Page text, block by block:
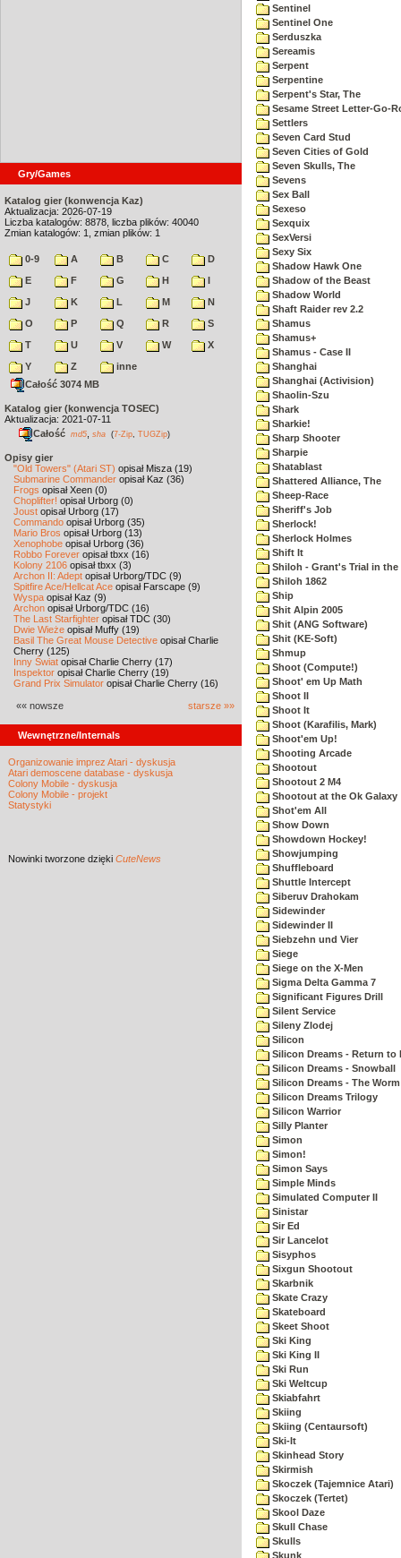
Gry/Games
Katalog gier (konwencja Kaz)
Aktualizacja: 2026-07-19
Liczba katalogów: 8878, liczba plików: 40040
Zmian katalogów: 1, zmian plików: 1
0-9 A B C
D
E
F G H
I
J
K L M
N
O
P Q R
S
T
U V W
X
Y
Z
inne
Całość 3074 MB
Katalog gier (konwencja TOSEC)
Aktualizacja: 2021-07-11
Całość md5 sha (7-Zip TUGZip)
Opisy gier
"Old Towers" (Atari ST) opisał Misza (19)
Submarine Commander opisał Kaz (36)
Frogs opisał Xeen (0)
Choplifter! opisał Urborg (0)
Joust opisał Urborg (17)
Commando opisał Urborg (35)
Mario Bros opisał Urborg (13)
Xenophobe opisał Urborg (36)
Robbo Forever opisał tbxx (16)
Kolony 2106 opisał tbxx (3)
Archon II: Adept opisał Urborg/TDC (9)
Spitfire Ace/Hellcat Ace opisał Farscape (9)
Wyspa opisał Kaz (9)
Archon opisał Urborg/TDC (16)
The Last Starfighter opisał TDC (30)
Dwie Wieże opisał Muffy (19)
Basil The Great Mouse Detective opisał Charlie
Cherry (125)
Inny Świat opisał Charlie Cherry (17)
Inspektor opisał Charlie Cherry (19)
Grand Prix Simulator opisał Charlie Cherry (16)
«« nowsze starsze »»
Wewnętrzne/Internals
Organizowanie imprez Atari - dyskusja
Atari demoscene database - dyskusja
Colony Mobile - dyskusja
Colony Mobile - projekt
Statystyki
Nowinki tworzone dzięki CuteNews
Sentinel
Sentinel One
Serduszka
Sereamis
Serpent
Serpentine
Serpent's Star, The
Sesame Street Letter-Go-
Settlers
Seven Card Stud
Seven Cities of Gold
Seven Skulls, The
Sevens
Sex Ball
Sexeso
Sexquix
SexVersi
Sexy Six
Shadow Hawk One
Shadow of the Beast
Shadow World
Shaft Raider rev 2.2
Shamus
Shamus+
Shamus - Case II
Shanghai
Shanghai (Activision)
Shaolin-Szu
Shark
Sharkie!
Sharp Shooter
Sharpie
Shatablast
Shattered Alliance, The
Sheep-Race
Sheriff's Job
Sherlock!
Sherlock Holmes
Shift It
Shiloh - Grant's Trial in the
Shiloh 1862
Ship
Shit Alpin 2005
Shit (ANG Software)
Shit (KE-Soft)
Shmup
Shoot (Compute!)
Shoot' em Up Math
Shoot II
Shoot It
Shoot (Karafilis, Mark)
Shoot'em Up!
Shooting Arcade
Shootout
Shootout 2 M4
Shootout at the Ok Galaxy
Shot'em All
Show Down
Showdown Hockey!
Showjumping
Shuffleboard
Shuttle Intercept
Siberuv Drahokam
Sidewinder
Sidewinder II
Siebzehn und Vier
Siege
Siege on the X-Men
Sigma Delta Gamma 7
Significant Figures Drill
Silent Service
Sileny Zlodej
Silicon
Silicon Dreams - Return to
Silicon Dreams - Snowball
Silicon Dreams - The
Silicon Dreams Trilogy
Silicon Warrior
Silly Planter
Simon
Simon!
Simon Says
Simple Minds
Simulated Computer II
Sinistar
Sir Ed
Sir Lancelot
Sisyphos
Sixgun Shootout
Skarbnik
Skate Crazy
Skateboard
Skeet Shoot
Ski King
Ski King II
Ski Run
Ski Weltcup
Skiabfahrt
Skiing
Skiing (Centaursoft)
Ski-It
Skinhead Story
Skirmish
Skoczek (Tajemnice Atari)
Skoczek (Tertet)
Skool Daze
Skull Chase
Skulls
Skunk